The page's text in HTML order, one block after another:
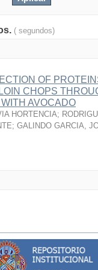
( segundos)
OF
CHOPS
AVOCADO
HORTENCIA;
; GALINDO GARCIA,